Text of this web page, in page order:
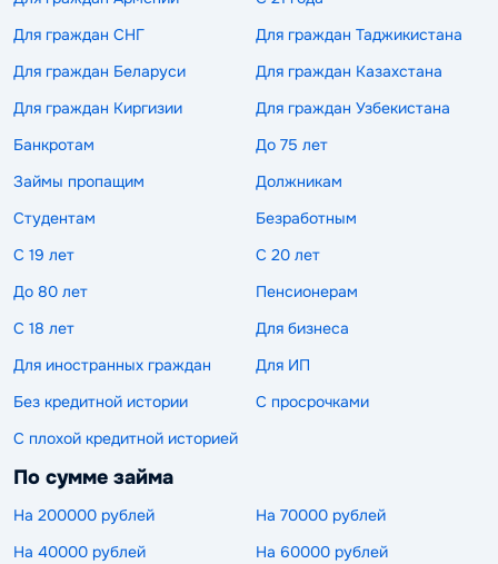
Для граждан СНГ
Для граждан Таджикистана
Для граждан Беларуси
Для граждан Казахстана
Для граждан Киргизии
Для граждан Узбекистана
Банкротам
До 75 лет
Займы пропащим
Должникам
Студентам
Безработным
С 19 лет
С 20 лет
До 80 лет
Пенсионерам
С 18 лет
Для бизнеса
Для иностранных граждан
Для ИП
Без кредитной истории
С просрочками
С плохой кредитной историей
По сумме займа
На 200000 рублей
На 70000 рублей
На 40000 рублей
На 60000 рублей